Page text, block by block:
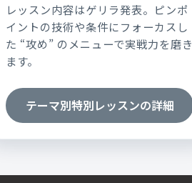
レッスン内容はゲリラ発表。ピンポ
イントの技術や条件にフォーカスし
た “攻め” のメニューで実戦力を磨き
ます。
テーマ別特別レッスンの詳細